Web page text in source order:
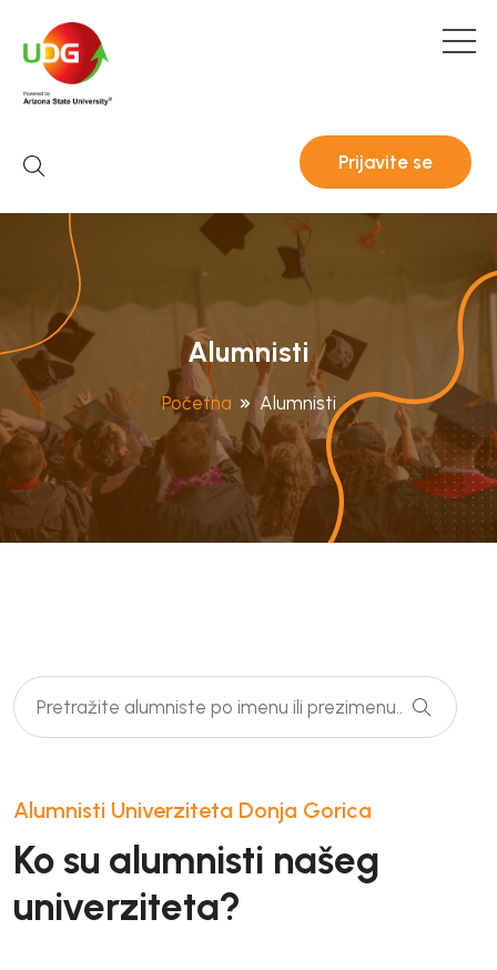
Prijavite se
Alumnisti
Početna Alumnisti
Alumnisti Univerziteta Donja Gorica
Ko su alumnisti našeg
univerziteta?